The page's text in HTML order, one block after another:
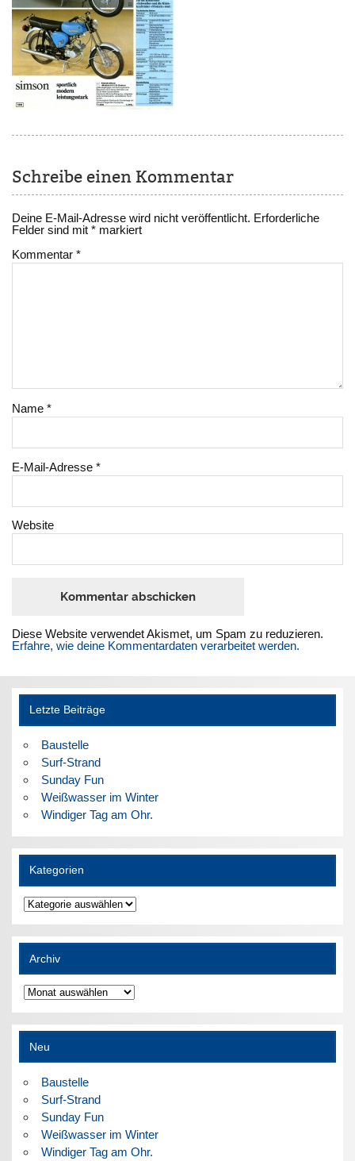
Schreibe einen Kommentar
Deine E-Mail-Adresse wird nicht veröffentlicht. Erforderliche
Felder sind mit* markiert
Kommentar*
Name*
E-Mail-Adresse*
Website
Diese Website verwendet Akismet, um Spam zu reduzieren.
Erfahre, wie deine Kommentardaten verarbeitet werden.
Letzte Beiträge
Baustelle
Surf-Strand
Sunday Fun
Weißwasser im Winter
Windiger Tag am Ohr.
Kategorien
Kategorien
Archiv
Archiv
Neu
Baustelle
Surf-Strand
Sunday Fun
Weißwasser im Winter
Windiger Tag am Ohr.